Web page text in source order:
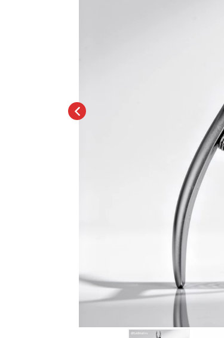
Гель лаки Кошачий глаз
Гель лаки Mia